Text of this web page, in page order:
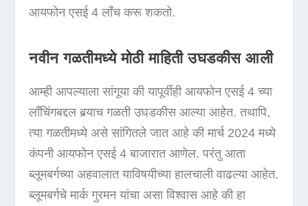
आयफोन एसई 4 लाँच करू शकतो.
नवीन गळतीमध्ये मोठी माहिती उघडकीस आली
आम्ही आपल्याला सांगूया की यापूर्वीही आयफोन एसई 4 च्या
लाँचिंगबद्दल बर्‍याच गळती उघडकीस आल्या आहेत. तथापि,
त्या गळतीमध्ये असे सांगितले जात आहे की मार्च 2024 मध्ये
कंपनी आयफोन एसई 4 बाजारात आणेल. परंतु आता
ब्लूमबर्गच्या अहवालात याविषयीच्या हालचाली वाढल्या आहेत.
ब्लूमबर्गचे मार्क गुरमन यांचा असा विश्वास आहे की हा